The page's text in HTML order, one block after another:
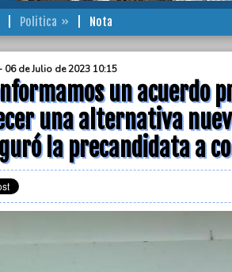
Politica Nota
06 de Julio de 2023 10:15
un acuerdo
una alternativa
la precandidata a